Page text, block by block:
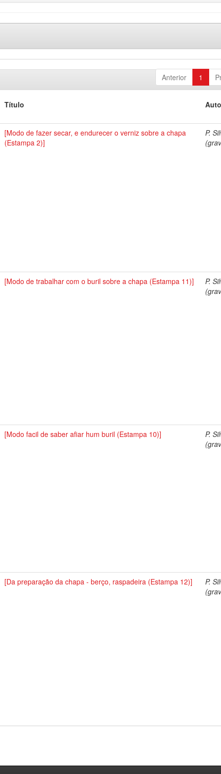
Anterior 1
Título
[Modo de fazer secar, e endurecer o verniz sobre a chapa
(Estampa 2)]
P.
[Modo de trabalhar com o buril sobre a chapa (Estampa 11)]
P.
[Modo facil de saber afiar hum buril (Estampa 10)]
P.
[Da preparação da chapa - berço, raspadeira (Estampa 12)]
P.